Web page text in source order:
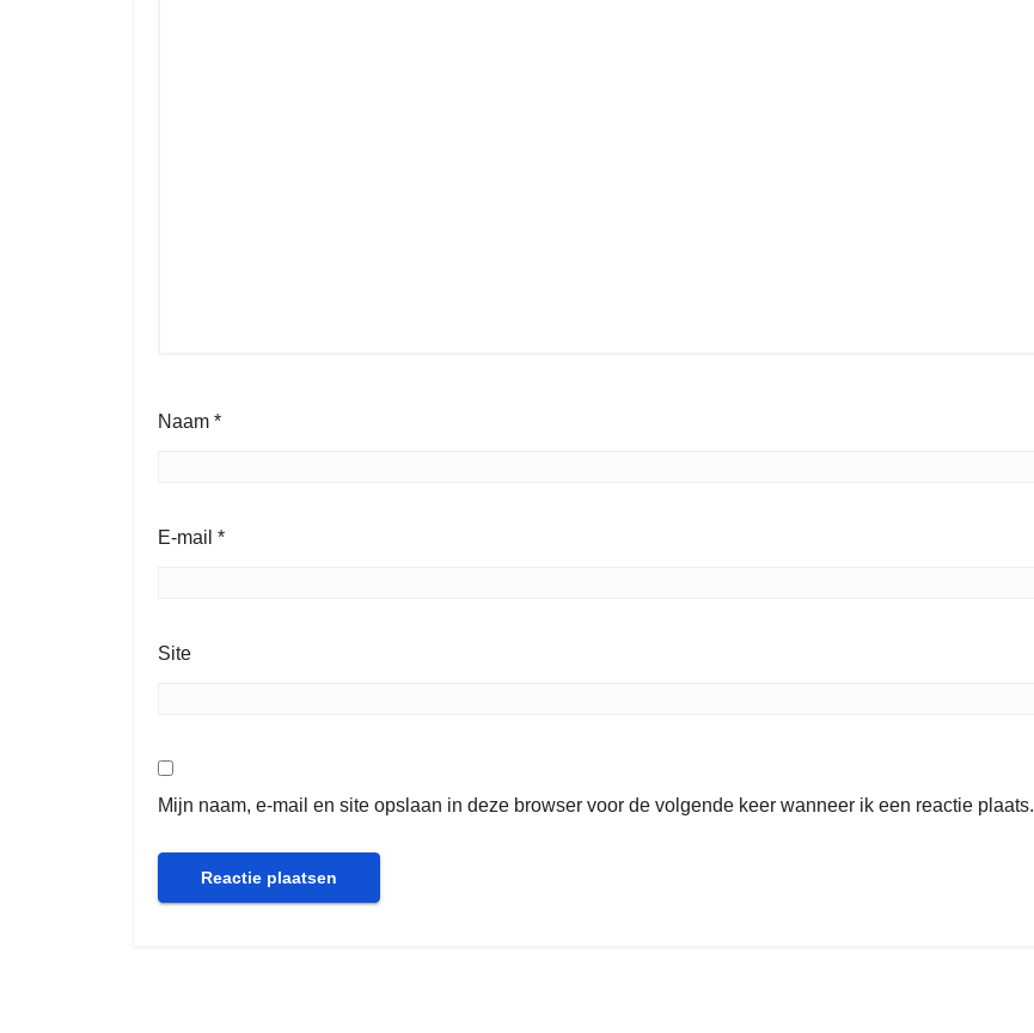
Naam *
E-mail *
Site
Mijn naam, e-mail en site opslaan in deze browser voor de volgende keer wanneer ik een reactie plaats.